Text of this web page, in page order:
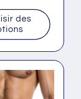
des